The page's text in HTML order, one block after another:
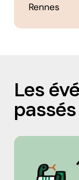
Rennes
Les
passés